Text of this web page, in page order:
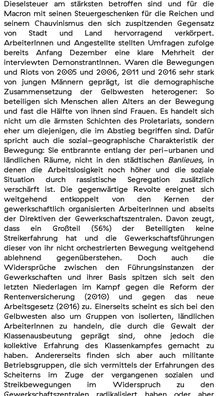
Dieselsteuer am stärksten betroffen sind und für die
Macron mit seinen Steuergeschenken für die Reichen und
seinem Chauvinismus den sich zuspitzenden Gegensatz
von Stadt und Land hervorragend verkörpert.
ArbeiterInnen und Angestellte stellten Umfragen zufolge
bereits Anfang Dezember eine klare Mehrheit der
interviewten DemonstrantInnen. Waren die Bewegungen
und Riots von 2005 und 2006, 2011 und 2016 sehr stark
von jungen Männern geprägt, ist die demographische
Zusammensetzung der Gelbwesten heterogener: So
beteiligen sich Menschen allen Alters an der Bewegung
und fast die Hälfte von ihnen sind Frauen. Es handelt sich
nicht um die ärmsten Schichten des Proletariats, sondern
eher um diejenigen, die im Abstieg begriffen sind. Dafür
spricht auch die sozial-geographische Charakteristik der
Bewegung: Sie entbrannte entlang der peri-urbanen und
ländlichen Räume, nicht in den städtischen Banlieues, in
denen die Arbeitslosigkeit noch höher und die soziale
Situation durch rassistische Segregation zusätzlich
verschärft ist. Die gegenwärtige Revolte ereignet sich
weitgehend entkoppelt von den Kernen der
gewerkschaftlich organisierten ArbeiterInnen und abseits
der Direktiven der Gewerkschaftszentralen. Davon zeugt,
dass ein Großteil (56%) der Beteiligten keine
Streikerfahrung hat und die Gewerkschaftsführungen
dieser von ihr nicht orchestrierten Bewegung weitgehend
ablehnend gegenüberstehen. Doch auch die
Widersprüche zwischen den Führungsinstanzen der
Gewerkschaften und ihrer Basis spitzen sich seit den
letzten Niederlagen im Kampf gegen die Reform der
Rentenversicherung (2010) und gegen das neue
Arbeitsgesetz (2016) zu. Einerseits scheint es sich bei den
Gelbwesten also um Gruppen von isolierten, ländlichen
ArbeiterInnen zu handeln, die durch die Gewalt der
Klassenausbeutung geprägt sind, ohne jedoch die
kollektive Erfahrung des Klassenkampfes gemacht zu
haben. Andererseits finden sich aber auch militante
Betriebsgruppen, die sich vermittels der Erfahrungen des
Scheiterns im Zuge der vergangenen sozialen und
Streikbewegungen im Widerspruch zu den
Gewerkschaftszentralen radikalisiert haben oder aber